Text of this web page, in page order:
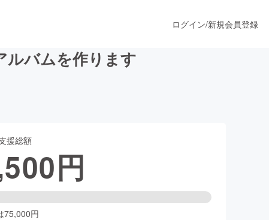
ファッション
ログイン/新規会員登録
ルバムを作ります
援総額
円
75,000円